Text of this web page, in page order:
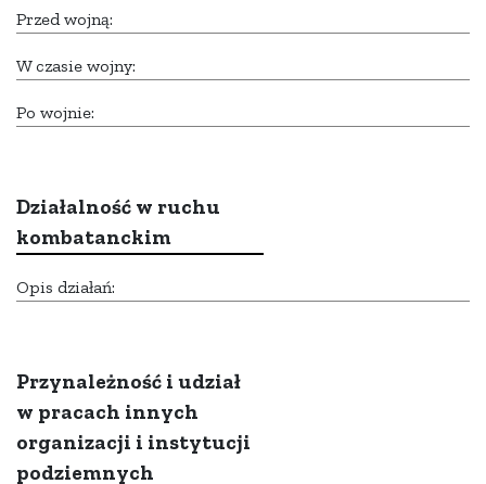
Przed wojną:
W czasie wojny:
Po wojnie:
Działalność w ruchu
kombatanckim
Opis działań:
Przynależność i udział
w pracach innych
organizacji i instytucji
podziemnych